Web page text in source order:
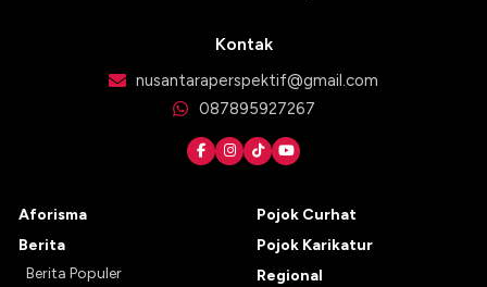
Kontak
nusantaraperspektif@gmail.com
087895927267
Aforisma
Berita
Berita Populer
Pojok Curhat
Pojok Karikatur
Regional